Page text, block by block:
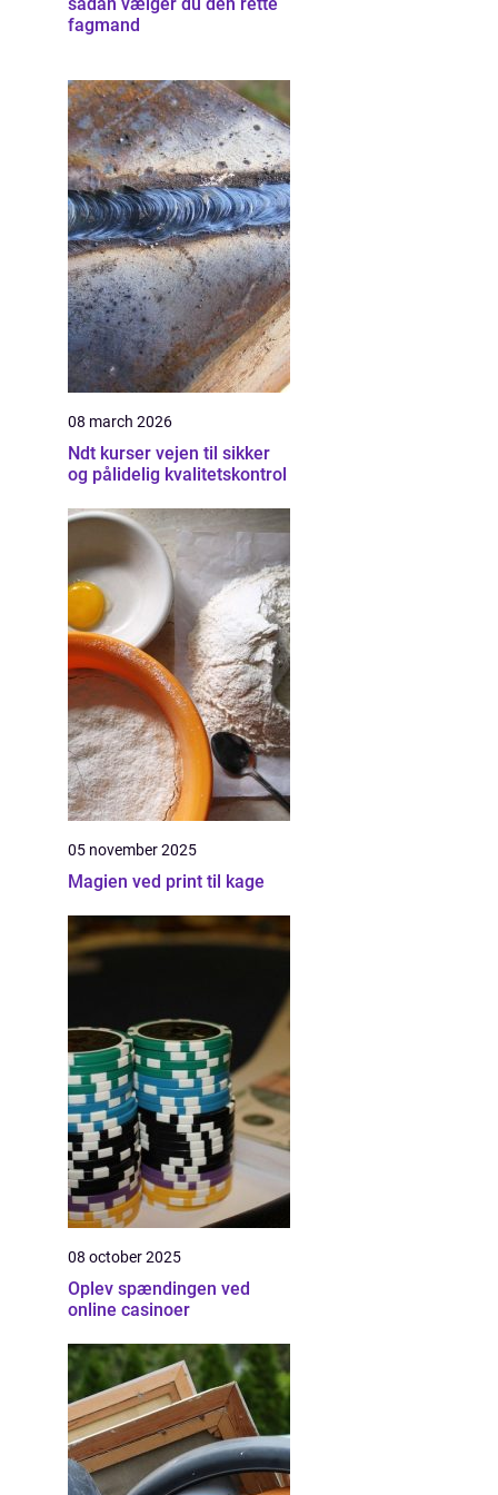
fagmand
08 march 2026
Ndt kurser vejen til sikker
og pålidelig kvalitetskontrol
05 november 2025
Magien ved print til kage
08 october 2025
Oplev spændingen ved
online casinoer